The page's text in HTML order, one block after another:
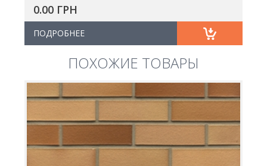
0.00 ГРН
ПОДРОБНЕЕ
ПОХОЖИЕ ТОВАРЫ